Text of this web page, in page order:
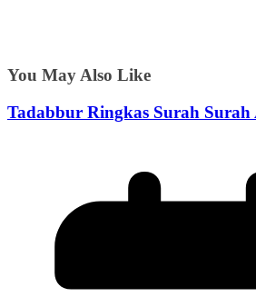
You May Also Like
Tadabbur Ringkas Surah Surah